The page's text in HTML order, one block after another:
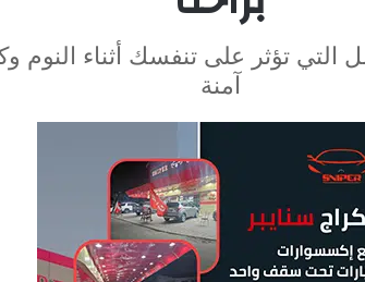
تؤثر على تنفسك أثناء النوم
آمنة